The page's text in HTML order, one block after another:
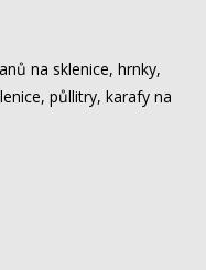
na sklenice, hrnky,
půllitry, karafy na